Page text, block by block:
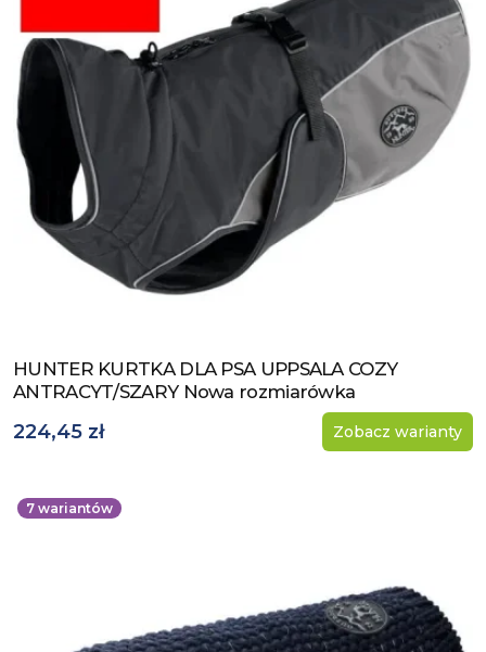
Zobacz produkt
HUNTER KURTKA DLA PSA UPPSALA COZY
ANTRACYT/SZARY Nowa rozmiarówka
224,45 zł Zobacz warianty
7 wariantów